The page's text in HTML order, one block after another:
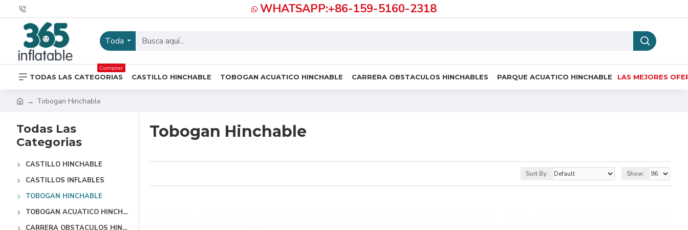
WHATSAPP:+86-159-5160-2318
Toda
TODAS LAS CATEGORIAS
Comprar
CASTILLO HINCHABLE TOBOGAN ACUATICO HINCHABLE CARRERA OBSTACULOS HINCHABLES PARQUE ACUATICO HINCHABLE LAS MEJORES
Tobogan Hinchable
Todas Las
Categorias
CASTILLO HINCHABLE
CASTILLOS INFLABLES
TOBOGAN HINCHABLE
TOBOGAN ACUATICO HINCHABLE
CARRERA OBSTACULOS HINCHABLES
Tobogan Hinchable
Sort By: Show: